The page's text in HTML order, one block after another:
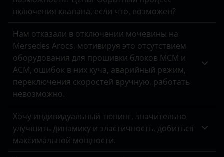
ЗАЗ
УАЗ
включения клапана, если что, возможен?
Нам отказали в отключении мочевины на
Mersedes Arocs, мотивируя это отсутствием
оборудования для прошивки блоков MCM и
ACM, ошибок в них куча, аварийный режим,
переключения скоростей вручную, работать
невозможно.
Хочу индивидуальный тюнинг, значительно
улучшить динамику и эластичность, добиться
максимальной мощности.